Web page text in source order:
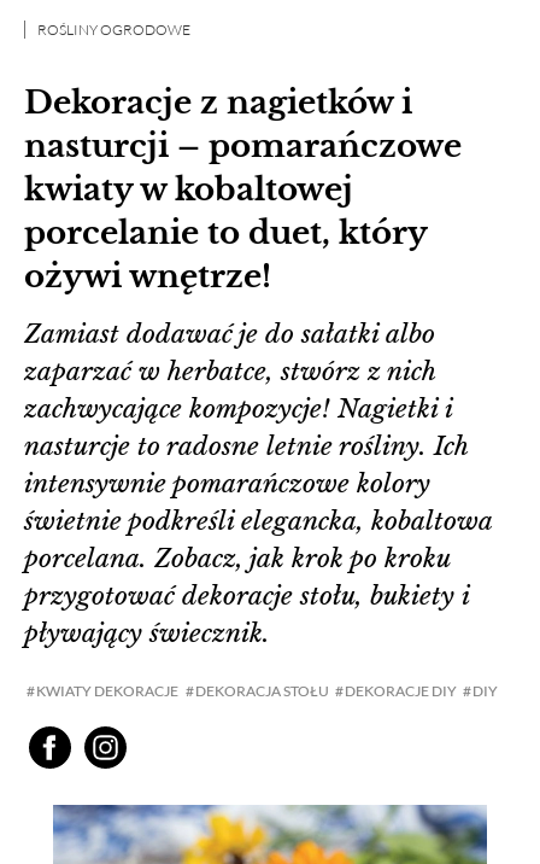
Dekoracje z nagietków i
nasturcji – pomarańczowe
kwiaty w kobaltowej
porcelanie to duet, który
ożywi wnętrze!
ROŚLINY OGRODOWE
KWIATY DEKORACJE DEKORACJA STOŁU DEKORACJE DIY DIY
Zamiast dodawać je do sałatki albo
zaparzać w herbatce, stwórz z nich
zachwycające kompozycje! Nagietki i
nasturcje to radosne letnie rośliny. Ich
intensywnie pomarańczowe kolory
świetnie podkreśli elegancka, kobaltowa
porcelana. Zobacz, jak krok po kroku
przygotować dekoracje stołu, bukiety i
pływający świecznik.